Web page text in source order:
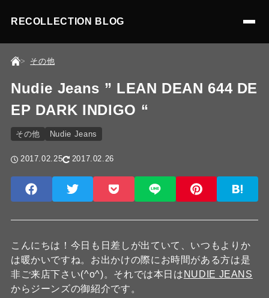
RECOLLECTION BLOG
その他
Nudie Jeans ” LEAN DEAN 644 DE
EP DARK INDIGO “
その他 Nudie Jeans
2017.02.25 2017.02.26
こんにちは！今日も日差しが出ていて、いつもよりか
は暖かいですね。お出かけの際にお時間がある方は是
非ご来店下さい(^o^)。それでは本日は NUDIE JEANS
からジーンズの御紹介です。